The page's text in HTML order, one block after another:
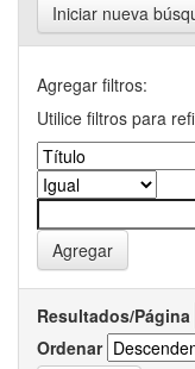
Iniciar nueva
Agregar filtros:
Utilice filtros para
Resultados/Página
Ordenar